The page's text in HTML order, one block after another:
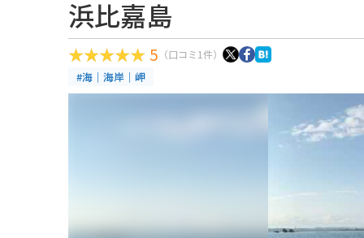
浜比嘉島
5 （口コミ1件）
#海｜海岸｜岬